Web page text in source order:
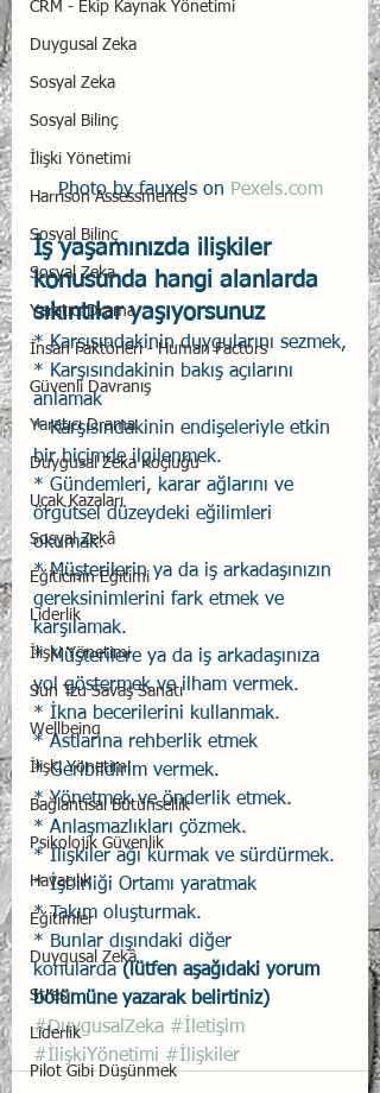
CRM - Ekip Kaynak Yönetimi
Duygusal Zeka
Sosyal Zeka
Sosyal Bilinç
İlişki Yönetimi
Harrison Assessments
Sosyal Bilinç
Sosyal Zeka
Yaratıcı Drama
İnsan Faktörleri - Human Factors
Güvenli Davranış
Yaratıcı Drama
Duygusal Zeka Koçluğu
Uçak Kazaları
Sosyal Zekâ
Eğiticinin Eğitimi
Liderlik
İlişki Yönetimi
Sun Tzu Savaş Sanatı
Wellbeing
İlişki Yönetimi
Bağlantısal Bütünsellik
Psikolojik Güvenlik
Havacılık
Eğitimler
Duygusal Zekâ
Stres
Liderlik
Pilot Gibi Düşünmek
Photo by fauxels on Pexels.com
İş yaşamınızda ilişkiler
konusunda hangi alanlarda
sıkıntılar yaşıyorsunuz
* Karşısındakinin duygularını sezmek,
* Karşısındakinin bakış açılarını
anlamak
* Karşısındakinin endişeleriyle etkin
bir biçimde ilgilenmek.
* Gündemleri, karar ağlarını ve
örgütsel düzeydeki eğilimleri
okumak.
* Müşterilerin ya da iş arkadaşınızın
gereksinimlerini fark etmek ve
karşılamak.
* Müşterilere ya da iş arkadaşınıza
yol göstermek ve ilham vermek.
* İkna becerilerini kullanmak.
* Astlarına rehberlik etmek
* Geribildirim vermek.
* Yönetmek ve önderlik etmek.
* Anlaşmazlıkları çözmek.
* İlişkiler ağı kurmak ve sürdürmek.
* İşbirliği Ortamı yaratmak
* Takım oluşturmak.
* Bunlar dışındaki diğer
konularda (lütfen aşağıdaki yorum
bölümüne yazarak belirtiniz)
#DuygusalZeka #İletişim
#İlişkiYönetimi #İlişkiler